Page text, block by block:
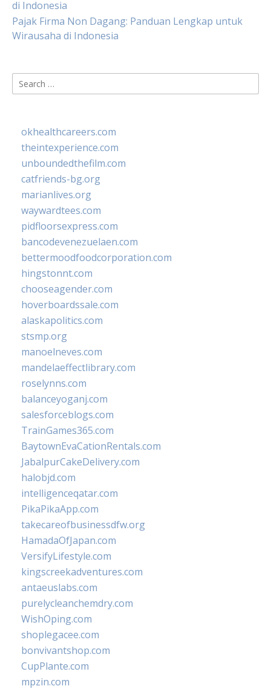
di Indonesia
Pajak Firma Non Dagang: Panduan Lengkap untuk
Wirausaha di Indonesia
Search
for:
okhealthcareers.com
theintexperience.com
unboundedthefilm.com
catfriends-bg.org
marianlives.org
waywardtees.com
pidfloorsexpress.com
bancodevenezuelaen.com
bettermoodfoodcorporation.com
hingstonnt.com
chooseagender.com
hoverboardssale.com
alaskapolitics.com
stsmp.org
manoelneves.com
mandelaeffectlibrary.com
roselynns.com
balanceyoganj.com
salesforceblogs.com
TrainGames365.com
BaytownEvaCationRentals.com
JabalpurCakeDelivery.com
halobjd.com
intelligenceqatar.com
PikaPikaApp.com
takecareofbusinessdfw.org
HamadaOfJapan.com
VersifyLifestyle.com
kingscreekadventures.com
antaeuslabs.com
purelycleanchemdry.com
WishOping.com
shoplegacee.com
bonvivantshop.com
CupPlante.com
mpzin.com